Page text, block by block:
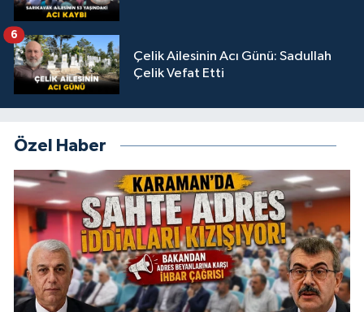
Çelik Ailesinin Acı Günü: Sadullah
Çelik Vefat Etti
6
Özel Haber